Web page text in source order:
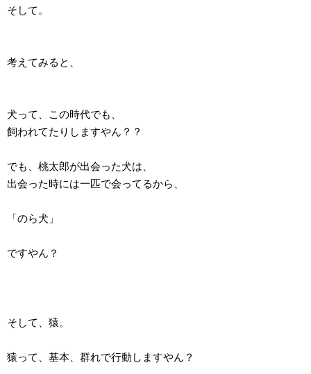
そして。
考えてみると、
犬って、この時代でも、
飼われてたりしますやん？？
でも、桃太郎が出会った犬は、
出会った時には一匹で会ってるから、
「のら犬」
ですやん？
そして、猿。
猿って、基本、群れで行動しますやん？